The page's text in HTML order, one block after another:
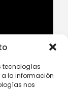
tecnologías
la información
nos